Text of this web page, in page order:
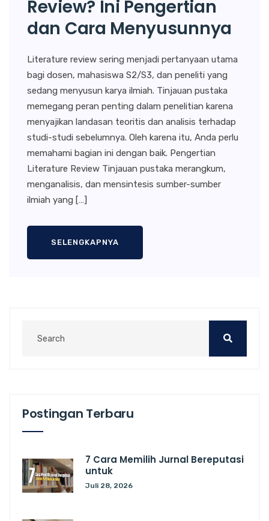
Review? Ini Pengertian
dan Cara Menyusunnya
Literature review sering menjadi pertanyaan utama
bagi dosen, mahasiswa S2/S3, dan peneliti yang
sedang menyusun karya ilmiah. Tinjauan pustaka
memegang peran penting dalam penelitian karena
menyajikan landasan teoritis dan analisis terhadap
studi-studi sebelumnya. Oleh karena itu, Anda perlu
memahami bagian ini dengan baik. Pengertian
Literature Review Tinjauan pustaka merangkum,
menganalisis, dan mensintesis sumber-sumber
ilmiah yang […]
SELENGKAPNYA
Postingan Terbaru
7 Cara Memilih Jurnal Bereputasi
untuk
Juli 28, 2026